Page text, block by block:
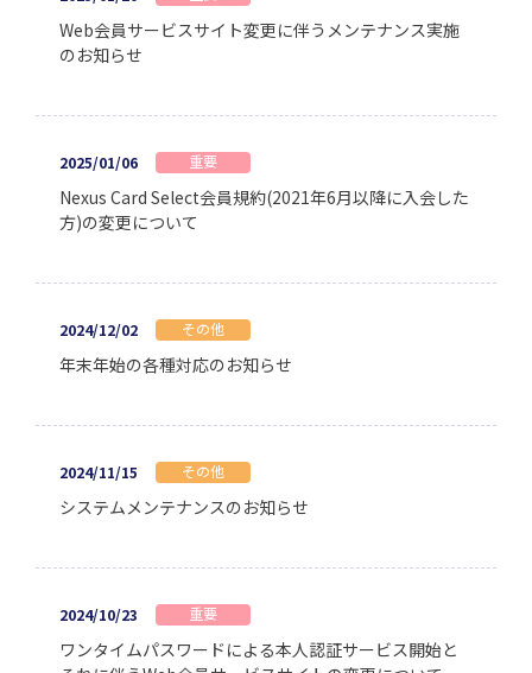
Web会員サービスサイト変更に伴うメンテナンス実施
のお知らせ
2025/01/06 重要
Nexus Card Select会員規約(2021年6月以降に入会した
方)の変更について
2024/12/02 その他
年末年始の各種対応のお知らせ
2024/11/15 その他
システムメンテナンスのお知らせ
2024/10/23 重要
ワンタイムパスワードによる本人認証サービス開始と